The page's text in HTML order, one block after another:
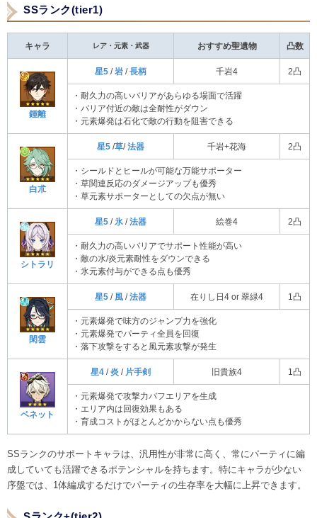
SSランク(tier1)
キャラ レア・元素・武器 おすすめ聖遺物 凸数
鍾離
星5 /岩 /長柄 千岩4 2凸
・耐久力の高いバリアがあらゆる場面で活躍
・バリア付近の敵は全耐性がダウン
・元素爆発は石化で敵の行動を阻害できる
白朮
星5 /草/法器 千岩+花海 2凸
・シールドとヒールが可能な万能サポーター
・草関連反応のダメージアップも優秀
・草元素サポーターとしての欠点が無い
シトラリ
星5 / 氷 /法器 絵巻4 2凸
・耐久力の高いバリアでサポート性能が高い
・敵の水/炎元素耐性をダウンできる
・氷元素付与ができる点も優秀
閑雲
星5 / 風 /法器 在りし日4 or 翠緑4 1凸
・元素爆発で味方のジャンプ力を強化
・元素爆発でパーティ全員を回復
・落下攻撃をすると風元素攻撃が発生
ベネット
星4 /炎 / 片手剣 旧貴族4 1凸
・元素爆発で攻撃力バフエリアを生成
・エリア内は回復効果もある
・育成コストがほとんどかからない点も優秀
SSランクのサポートキャラは、汎用性が非常に高く、常にパーティに編
成していても活躍できるポテンシャルを持ちます。特にキャラが少ない
序盤では、1体編成するだけでパーティの生存率を大幅に上昇できます。